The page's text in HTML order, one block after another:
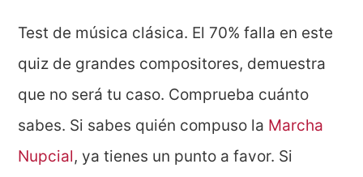
Test de música clásica. El 70% falla en este
quiz de grandes compositores, demuestra
que no será tu caso. Comprueba cuánto
sabes. Si sabes quién compuso la Marcha
Nupcial, ya tienes un punto a favor. Si